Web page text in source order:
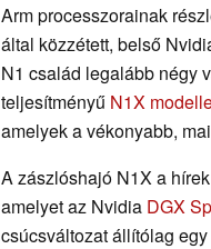
Arm processzorainak
által közzétett, belső
N1 család legalább négy
teljesítményű N1X
amelyek a vékonyabb,
A zászlóshajó N1X a
amelyet az Nvidia DGX
csúcsváltozat állítólag